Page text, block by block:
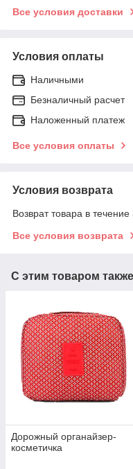
Все условия доставки
Условия оплаты
Наличными
Безналичный расчет
Наложенный платеж
Все условия оплаты
Условия возврата
Возврат товара в
Все условия возврата
С этим товаром
Дорожный органайзер-
косметичка